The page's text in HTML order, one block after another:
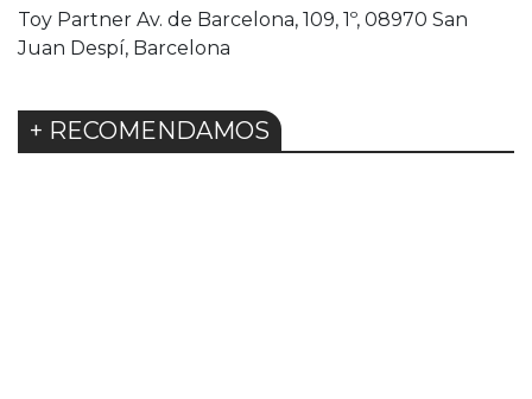
Toy Partner Av. de Barcelona, 109, 1º, 08970 San
Juan Despí, Barcelona
+ RECOMENDAMOS